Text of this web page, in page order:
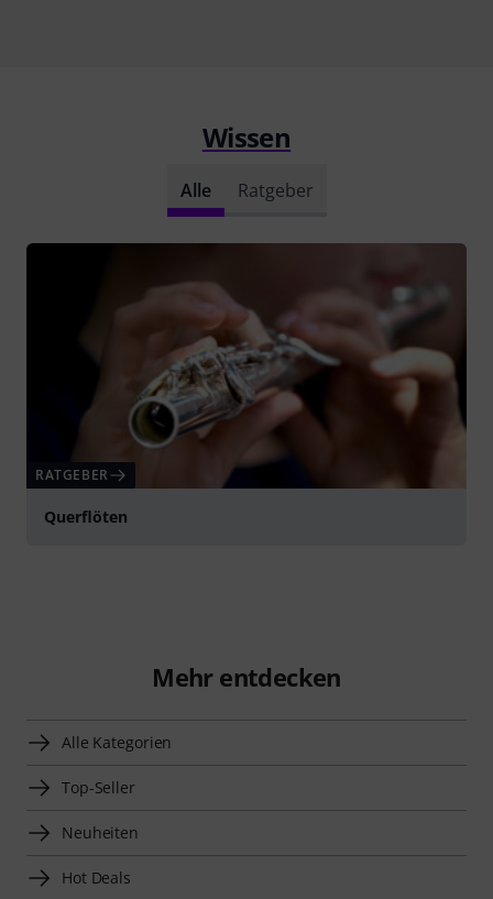
Wissen
Alle Ratgeber
RATGEBER
Querflöten
Mehr entdecken
Alle Kategorien
Top-Seller
Neuheiten
Hot Deals